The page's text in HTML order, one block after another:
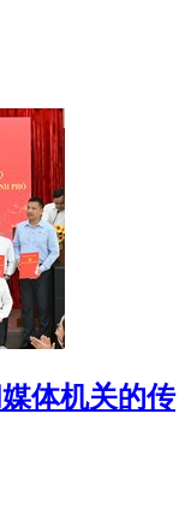
体机关的传